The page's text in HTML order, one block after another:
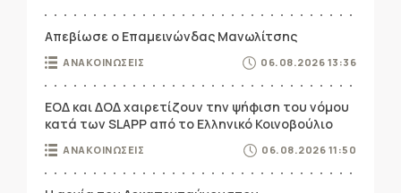
Απεβίωσε ο Επαμεινώνδας Μανωλίτσης
ΑΝΑΚΟΙΝΩΣΕΙΣ 06.08.2026 13:36
ΕΟΔ και ΔΟΔ χαιρετίζουν την ψήφιση του νόμου
κατά των SLAPP από το Ελληνικό Κοινοβούλιο
ΑΝΑΚΟΙΝΩΣΕΙΣ 06.08.2026 11:50